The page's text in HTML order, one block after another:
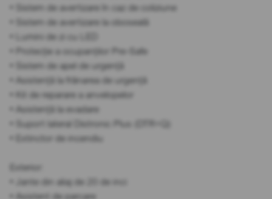
• Sistem de avertizare în caz de coliziune
• Sistem de avertizare la oboseală
• Lumini de zi cu LED
• Protecție a ocupanților Pre-Safe
• Sistem de apel de urgență
• Asistență la frânarea de urgență
• Kit de reparare a anvelopelor
• Asistență la evadare
• Suport lateral Distronic Plus (DTR+Q)
• Extinctor de incendiu
Exterior:
• Jante din aliaj de 20 de inci
• Asistent de parcare